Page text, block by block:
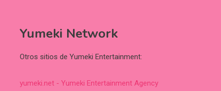
Yumeki Network
Otros sitios de Yumeki Entertainment:
yumeki.net - Yumeki Entertainment Agency